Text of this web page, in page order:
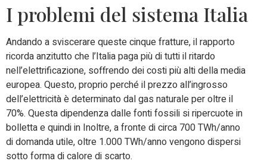
I problemi del sistema Italia
Andando a sviscerare queste cinque fratture, il rapporto
ricorda anzitutto che l’Italia paga più di tutti il ritardo
nell’elettrificazione, soffrendo dei costi più alti della media
europea. Questo, proprio perché il prezzo all’ingrosso
dell’elettricità è determinato dal gas naturale per oltre il
70%. Questa dipendenza dalle fonti fossili si ripercuote in
bolletta e quindi in Inoltre, a fronte di circa 700 TWh/anno
di domanda utile, oltre 1.000 TWh/anno vengono dispersi
sotto forma di calore di scarto.